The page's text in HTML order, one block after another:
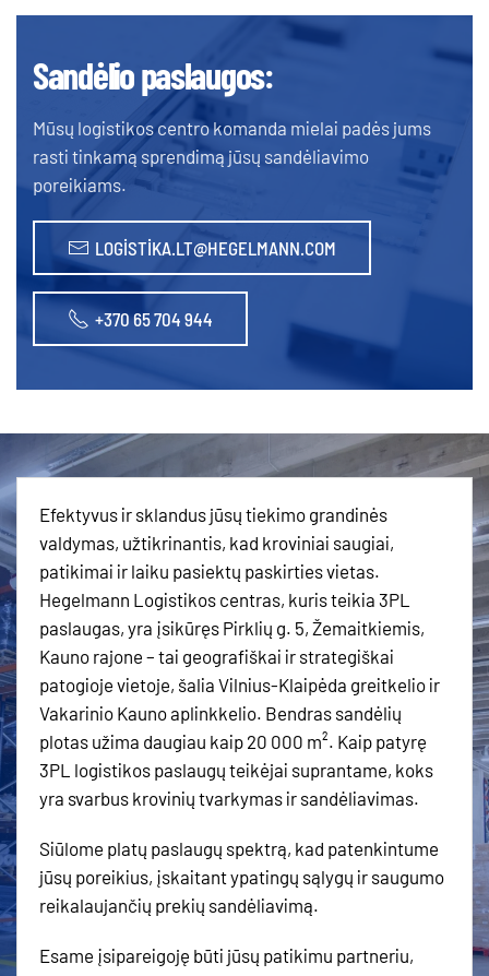
Sandėlio paslaugos:
Mūsų logistikos centro komanda mielai padės jums
rasti tinkamą sprendimą jūsų sandėliavimo
poreikiams.
LOGISTIKA.LT@HEGELMANN.COM
+370 65 704 944
Efektyvus ir sklandus jūsų tiekimo grandinės
valdymas, užtikrinantis, kad kroviniai saugiai,
patikimai ir laiku pasiektų paskirties vietas.
Hegelmann Logistikos centras, kuris teikia 3PL
paslaugas, yra įsikūręs Pirklių g. 5, Žemaitkiemis,
Kauno rajone – tai geografiškai ir strategiškai
patogioje vietoje, šalia Vilnius-Klaipėda greitkelio ir
Vakarinio Kauno aplinkkelio. Bendras sandėlių
plotas užima daugiau kaip 20 000 m². Kaip patyrę
3PL logistikos paslaugų teikėjai suprantame, koks
yra svarbus krovinių tvarkymas ir sandėliavimas.
Siūlome platų paslaugų spektrą, kad patenkintume
jūsų poreikius, įskaitant ypatingų sąlygų ir saugumo
reikalaujančių prekių sandėliavimą.
Esame įsipareigoję būti jūsų patikimu partneriu,